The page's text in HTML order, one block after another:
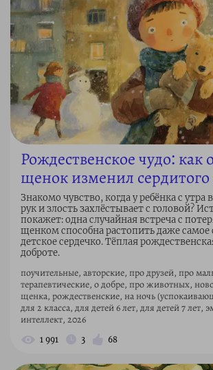
Рождественское чудо: как
щенок изменил
Знакомо чувство, когда у ребёнка с утра
рук и злость захлёстывает с головой?
покажет: одна случайная встреча с
щенком способна растопить даже самое
детское сердечко. Тёплая
доброте.
поучительные, авторские, про друзей, про
терапевтические, о добре, про животных,
щенка, рождественские, на ночь
для 2 класса, для детей 6 лет, для детей 7 лет,
интеллект, 2026
1 991 3 68